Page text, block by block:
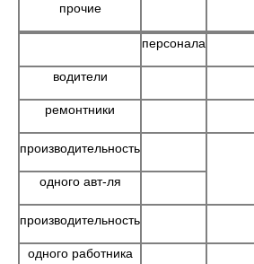
прочие
персонала
водители
ремонтники
производительность
одного авт-ля
производительность
одного работника